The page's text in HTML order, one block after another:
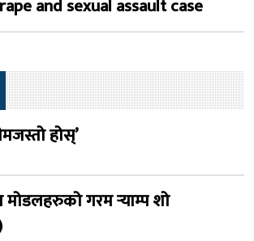
and sexual assault case
होस्’
गरम र्‍याम्प शो